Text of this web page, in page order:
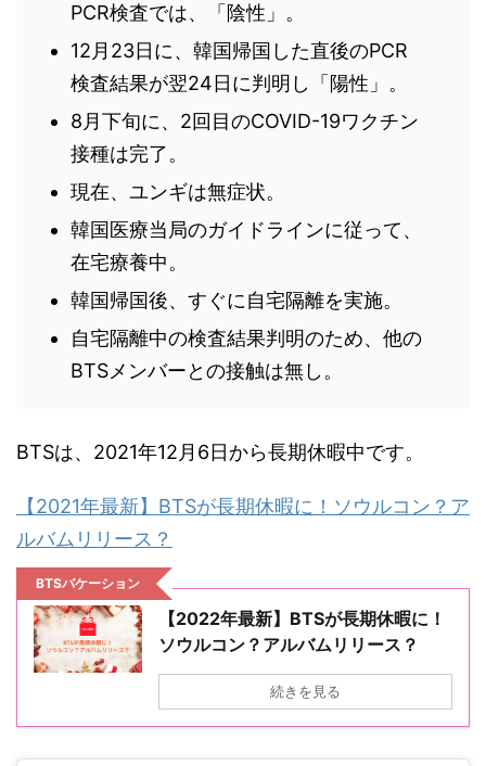
PCR検査では、「陰性」。
12月23日に、韓国帰国した直後のPCR
検査結果が翌24日に判明し「陽性」。
8月下旬に、2回目のCOVID-19ワクチン
接種は完了。
現在、ユンギは無症状。
韓国医療当局のガイドラインに従って、
在宅療養中。
韓国帰国後、すぐに自宅隔離を実施。
自宅隔離中の検査結果判明のため、他の
BTSメンバーとの接触は無し。
BTSは、2021年12月6日から長期休暇中です。
【2021年最新】BTSが長期休暇に！ソウルコン？ア
ルバムリリース？
BTSバケーション
【2022年最新】BTSが長期休暇に！
ソウルコン？アルバムリリース？
続きを見る